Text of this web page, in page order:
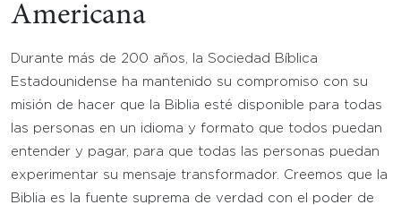
Americana
Durante más de 200 años, la Sociedad Bíblica
Estadounidense ha mantenido su compromiso con su
misión de hacer que la Biblia esté disponible para todas
las personas en un idioma y formato que todos puedan
entender y pagar, para que todas las personas puedan
experimentar su mensaje transformador. Creemos que la
Biblia es la fuente suprema de verdad con el poder de